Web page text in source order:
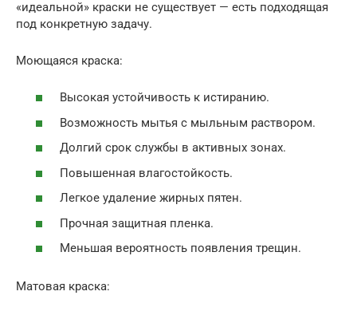
«идеальной» краски не существует — есть подходящая
под конкретную задачу.
Моющаяся краска:
Высокая устойчивость к истиранию.
Возможность мытья с мыльным раствором.
Долгий срок службы в активных зонах.
Повышенная влагостойкость.
Легкое удаление жирных пятен.
Прочная защитная пленка.
Меньшая вероятность появления трещин.
Матовая краска: